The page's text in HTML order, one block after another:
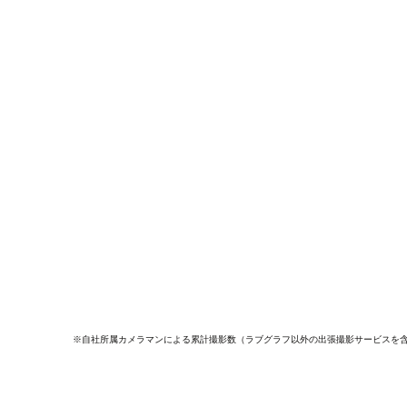
※自社所属カメラマンによる累計撮影数（ラブグラフ以外の出張撮影サービスを